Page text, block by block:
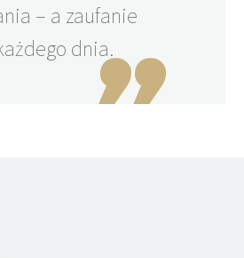
– a zaufanie
dnia.